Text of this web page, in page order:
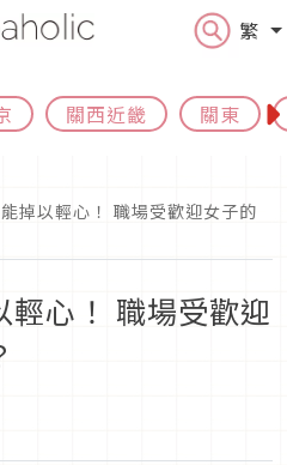
繁
關西近畿 關東
掉以輕心！ 職場受歡迎女子的
心！ 職場受歡迎